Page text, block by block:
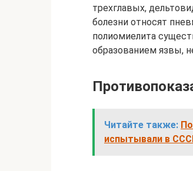
трехглавых,
болезни относят
полиомиелита
образованием язвы,
Читайте также:
испытывали в